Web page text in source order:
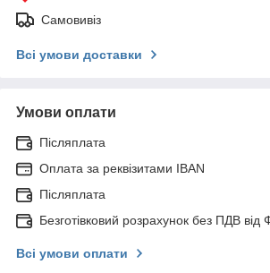
Самовивіз
Всі умови доставки
Умови оплати
Післяплата
Оплата за реквізитами IBAN
Післяплата
Безготівковий розрахунок без ПДВ
Всі умови оплати